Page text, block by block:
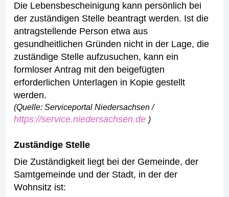
Die Lebensbescheinigung kann persönlich bei
der zuständigen Stelle beantragt werden. Ist die
antragstellende Person etwa aus
gesundheitlichen Gründen nicht in der Lage, die
zuständige Stelle aufzusuchen, kann ein
formloser Antrag mit den beigefügten
erforderlichen Unterlagen in Kopie gestellt
werden.
(Quelle: Serviceportal Niedersachsen /
https://service.niedersachsen.de )
Zuständige Stelle
Die Zuständigkeit liegt bei der Gemeinde, der
Samtgemeinde und der Stadt, in der der
Wohnsitz ist: